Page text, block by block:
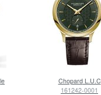
ChopardL.U.C
161242-0001